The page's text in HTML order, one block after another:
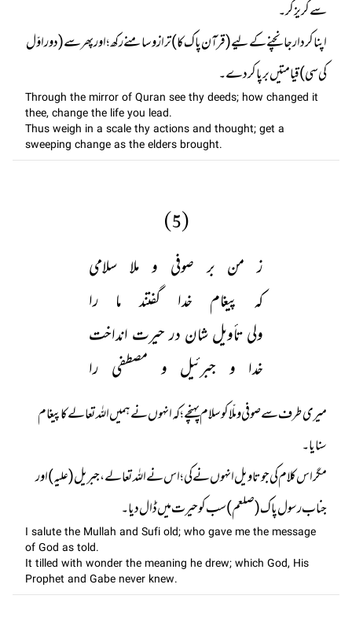
اپنا کردار جانچنے کے لیے (قرآن پاک کا) ترازو سامنے رکھ؛ اور پھر سے (دور اوّل
کی سی ) قیامتیں برپا کر دے۔
Through the mirror of Quran see thy deeds; how changed it
thee, change the life you lead.
Thus weigh in a scale thy actions and thought; get a
sweeping change as the elders brought.
(5)
ز من بر صوفی و ملا سلامی
کہ پیغام خدا گفتند ما را
ولی تأویل شان در حیرت انداخت
خدا و جبرئیل و مصطفی را
میری طرف سے صوفی و ملّا کو سلام پہنچے ؛ کہ انہوں نے ہمیں اللہ تعالے کا پیغام
مگر اس کلام کی جو تاویل انہوں نے کی ؛ اس نے اللہ تعالے ، جبریل (علیہ) اور
جناب رسول پاک (صلعم) سب کو حیرت میں ڈال دیا۔
I salute the Mullah and Sufi old; who gave me the message
of God as told.
It tilled with wonder the meaning he drew; which God, His
Prophet and Gabe never knew.